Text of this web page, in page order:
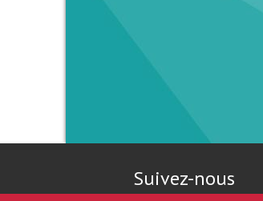
Suivez-nous